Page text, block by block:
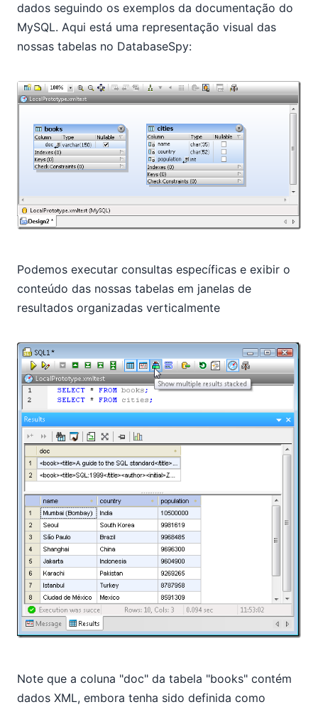
dados seguindo os exemplos da documentação do
MySQL. Aqui está uma representação visual das
nossas tabelas no DatabaseSpy:
Podemos executar consultas específicas e exibir o
conteúdo das nossas tabelas em janelas de
resultados organizadas verticalmente
Note que a coluna "doc" da tabela "books" contém
dados XML, embora tenha sido definida como